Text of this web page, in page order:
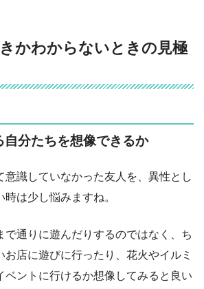
かわからないときの見極
自分たちを想像できるか
意識していなかった友人を、異性とし
は少し悩みますね。
で通りに遊んだりするのではなく、ち
お店に遊びに行ったり、花火やイルミ
ベントに行けるか想像してみると良い